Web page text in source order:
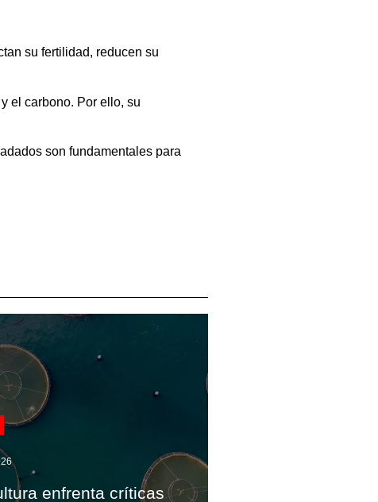
su fertilidad, reducen su
el carbono. Por ello, su
son fundamentales para
enfrenta críticas